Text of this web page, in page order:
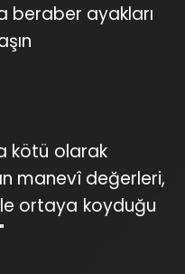
beraber ayakları
kötü olarak
manevî değerleri,
ortaya koyduğu